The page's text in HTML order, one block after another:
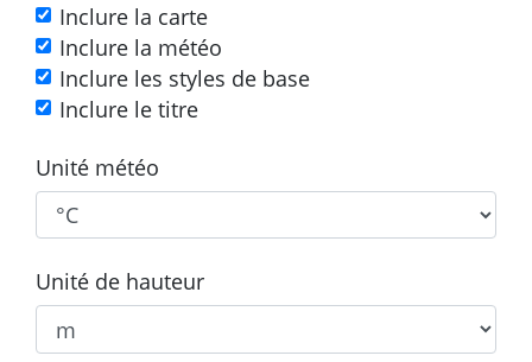
Inclure la carte
Inclure la météo
Inclure les styles de base
Inclure le titre
Unité météo
Unité de hauteur